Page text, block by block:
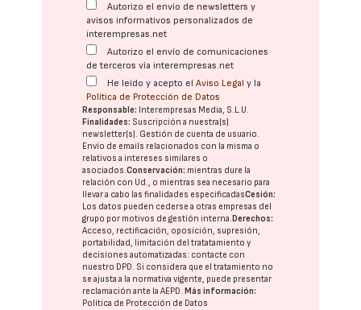
Autorizo el envío de newsletters y
avisos informativos personalizados de
interempresas.net
Autorizo el envío de comunicaciones
de terceros vía interempresas.net
He leído y acepto elAviso Legal y la
Política de Protección de Datos
Responsable: Interempresas Media, S.L.U.
Finalidades: Suscripción a nuestra(s)
newsletter(s). Gestión de cuenta de usuario.
Envío de emails relacionados con la misma o
relativos a intereses similares o
asociados.Conservación: mientras dure la
relación con Ud., o mientras sea necesario para
llevar a cabo las finalidades especificadasCesión:
Los datos pueden cederse a otras empresas del
grupo por motivos de gestión interna. Derechos:
Acceso, rectificación, oposición, supresión,
portabilidad, limitación del tratatamiento y
decisiones automatizadas: contacte con
nuestro DPD. Si considera que el tratamiento no
se ajusta a la normativa vigente, puede presentar
reclamación ante laAEPD. Más información:
Política de Protección de Datos